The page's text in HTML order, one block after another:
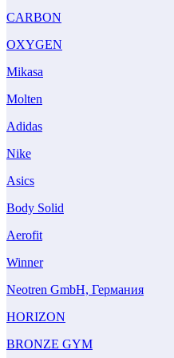
CARBON
OXYGEN
Mikasa
Molten
Adidas
Nike
Asics
Body Solid
Aerofit
Winner
Neotren GmbH, Германия
HORIZON
BRONZE GYM